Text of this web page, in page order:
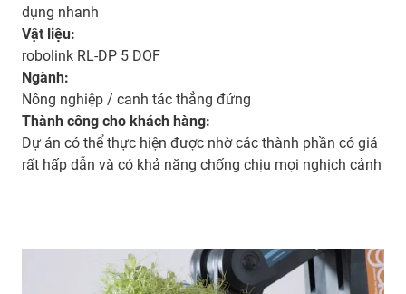
dụng nhanh
Vật liệu:
robolink RL-DP 5 DOF
Ngành:
Nông nghiệp / canh tác thẳng đứng
Thành công cho khách hàng:
Dự án có thể thực hiện được nhờ các thành phần có giá
rất hấp dẫn và có khả năng chống chịu mọi nghịch cảnh